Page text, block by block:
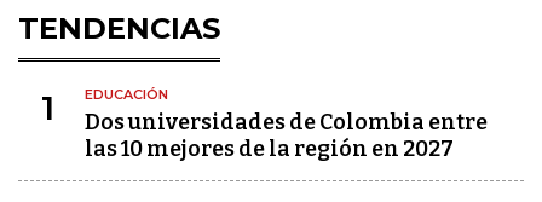
TENDENCIAS
1 EDUCACIÓN
Dos universidades de Colombia entre
las 10 mejores de la región en 2027